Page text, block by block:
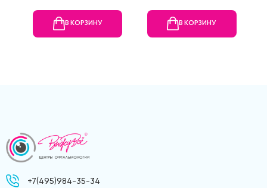
В КОРЗИНУ В КОРЗИНУ
+7(495)984-35-34